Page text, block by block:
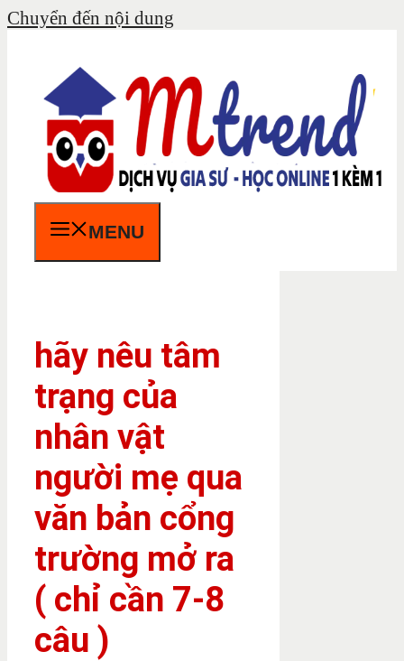
Chuyển đến nội dung
MENU
hãy nêu tâm
trạng của
nhân vật
người mẹ qua
văn bản cổng
trường mở ra
( chỉ cần 7-8
câu )